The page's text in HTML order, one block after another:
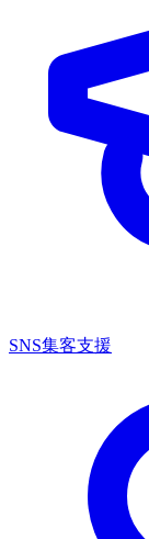
SNS集客支援